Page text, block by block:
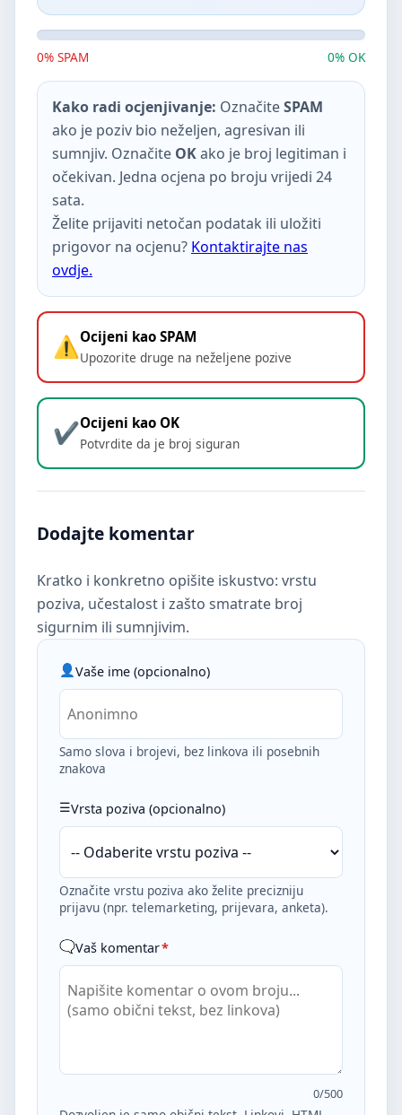
0% SPAM 0% OK
Kako radi ocjenjivanje: OznačiteSPAM
ako je poziv bio neželjen, agresivan ili
sumnjiv. Označite OKako je broj legitiman i
očekivan. Jedna ocjena po broju vrijedi 24
sata.
Želite prijaviti netočan podatak ili uložiti
prigovor na ocjenu? Kontaktirajte nas
ovdje.
Ocijeni kao SPAM
Upozorite druge na neželjene pozive
Ocijeni kao OK
Potvrdite da je broj siguran
Dodajte komentar
Kratko i konkretno opišite iskustvo: vrstu
poziva, učestalost i zašto smatrate broj
sigurnim ili sumnjivim.
Vaše ime (opcionalno)
Samo slova i brojevi, bez linkova ili posebnih
znakova
Vrsta poziva (opcionalno)
Označite vrstu poziva ako želite precizniju
prijavu (npr. telemarketing, prijevara, anketa).
Vaš komentar*
0/500